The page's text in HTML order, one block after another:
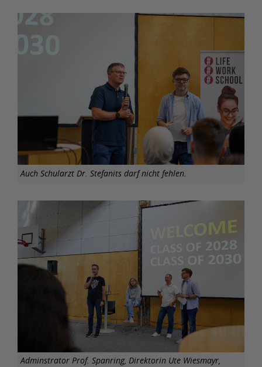
Auch Schularzt Dr. Stefanits darf nicht fehlen.
Adminstrator Prof. Spanring, Direktorin Ute Wiesmayr,